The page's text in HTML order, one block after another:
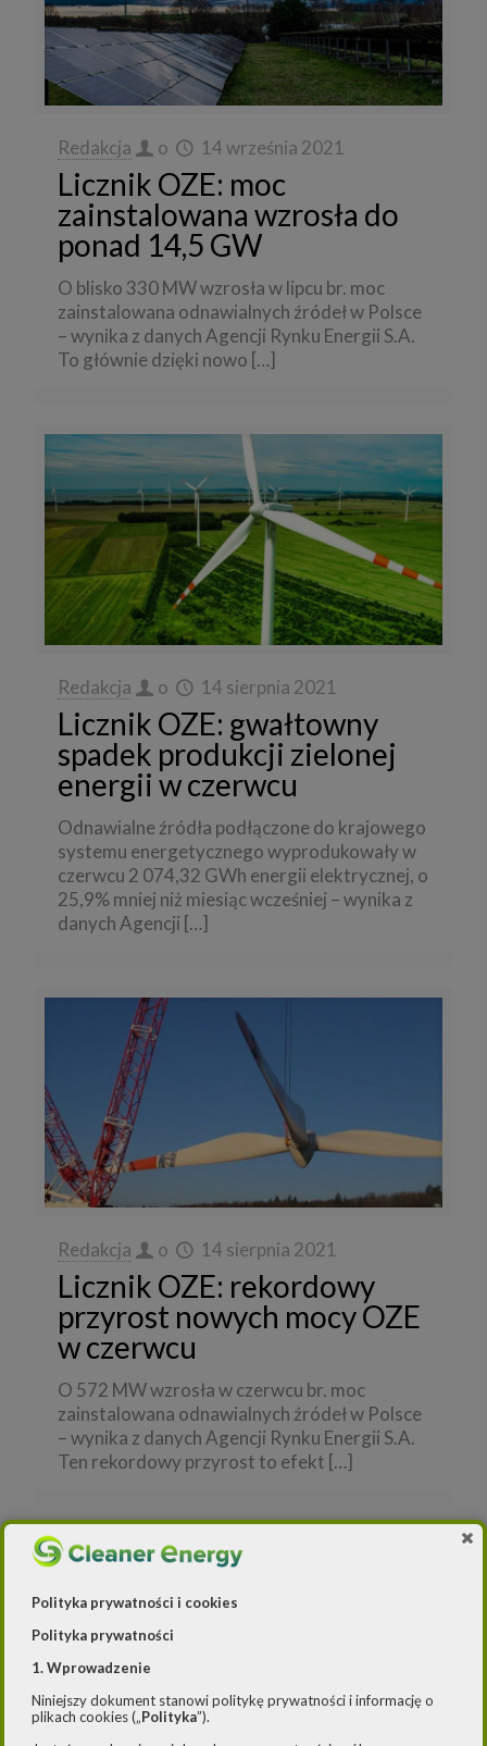
Redakcja o 14 września 2021
Licznik OZE: moc
zainstalowana wzrosła do
ponad 14,5 GW
O blisko 330 MW wzrosła w lipcu br. moc
zainstalowana odnawialnych źródeł w Polsce
– wynika z danych Agencji Rynku Energii S.A.
To głównie dzięki nowo […]
Redakcja o 14 sierpnia 2021
Licznik OZE: gwałtowny
spadek produkcji zielonej
energii w czerwcu
Odnawialne źródła podłączone do krajowego
systemu energetycznego wyprodukowały w
czerwcu 2 074,32 GWh energii elektrycznej, o
25,9% mniej niż miesiąc wcześniej – wynika z
danych Agencji […]
Redakcja o 14 sierpnia 2021
Licznik OZE: rekordowy
przyrost nowych mocy OZE
w czerwcu
O 572 MW wzrosła w czerwcu br. moc
zainstalowana odnawialnych źródeł w Polsce
– wynika z danych Agencji Rynku Energii S.A.
Ten rekordowy przyrost to efekt […]
Polityka prywatności i cookies
Polityka prywatności
1. Wprowadzenie
Niniejszy dokument stanowi politykę prywatności i informację o
plikach cookies („Polityka”).